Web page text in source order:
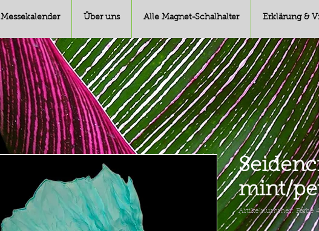
Messekalender Über uns Alle Magnet-Schalhalter Erklärung &
mint/
Artikelnummer: Farbe